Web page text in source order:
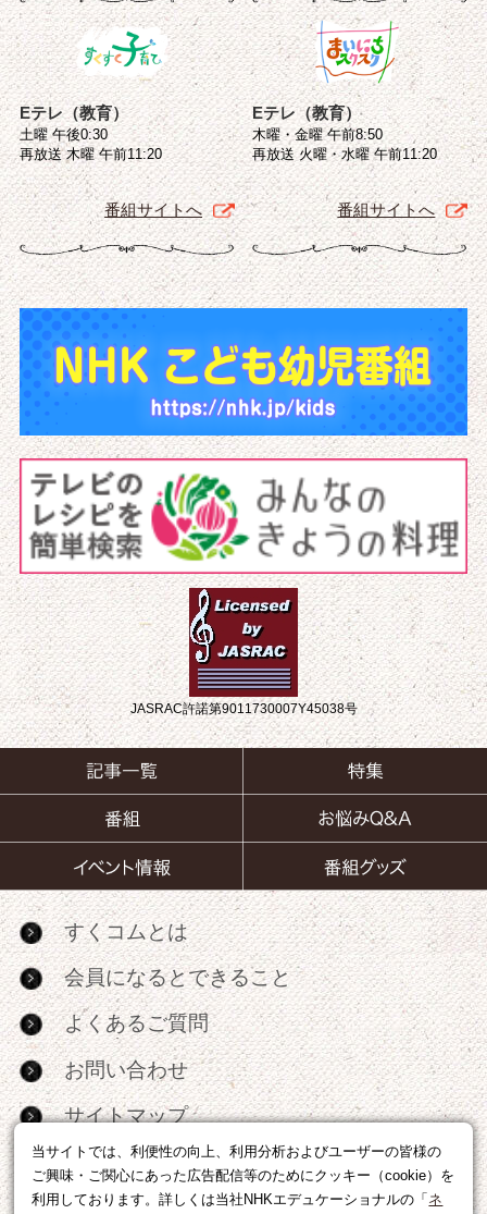
当サイトでは、利便性の向上、利用分析およびユーザーの皆様の
ご興味・ご関心にあった広告配信等のためにクッキー（cookie）を
利用しております。詳しくは当社NHKエデュケーショナルの「 ネ
Eテレ（教育）
土曜 午後0:30
再放送 木曜 午前11:20
番組サイトへ
Eテレ（教育）
木曜・金曜 午前8:50
再放送 火曜・水曜 午前11:20
番組サイトへ
JASRAC許諾第9011730007Y45038号
すくコムとは
会員になるとできること
よくあるご質問
お問い合わせ
サイトマップ
RSS
広告出稿・パートナーシップについて